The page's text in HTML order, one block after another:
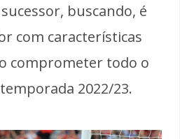
buscando, é
com características
comprometer todo o
2022/23.